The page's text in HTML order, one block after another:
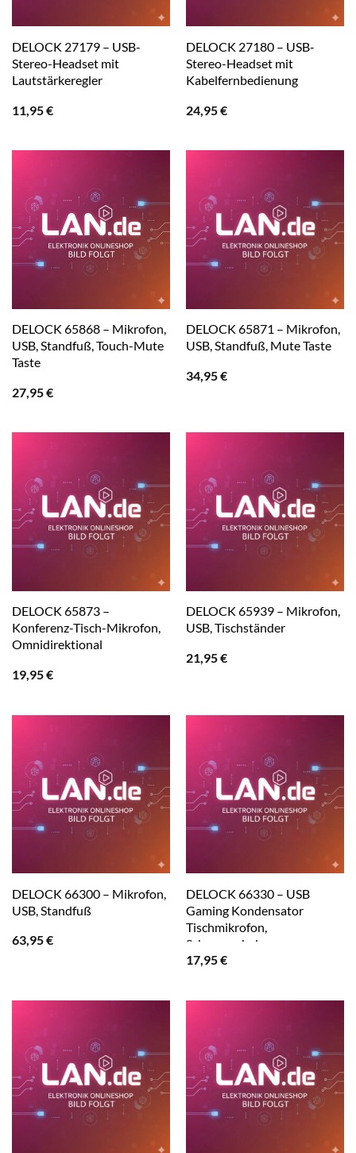
DELOCK 27179 – USB-
Stereo-Headset mit
Lautstärkeregler
11,95€
DELOCK 27180 – USB-
Stereo-Headset mit
Kabelfernbedienung
24,95€
DELOCK 65868 – Mikrofon,
USB, Standfuß, Touch-Mute
Taste
27,95€
DELOCK 65871 – Mikrofon,
USB, Standfuß, Mute Taste
34,95€
DELOCK 65873 –
Konferenz-Tisch-Mikrofon,
Omnidirektional
19,95€
DELOCK 65939 – Mikrofon,
USB, Tischständer
21,95€
DELOCK 66300 – Mikrofon,
USB, Standfuß
63,95€
DELOCK 66330 – USB
Gaming Kondensator
Tischmikrofon,
Schwanenhals
17,95€